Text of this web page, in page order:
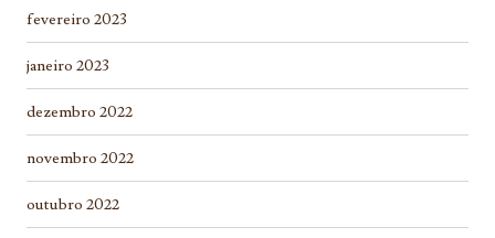
fevereiro 2023
janeiro 2023
dezembro 2022
novembro 2022
outubro 2022